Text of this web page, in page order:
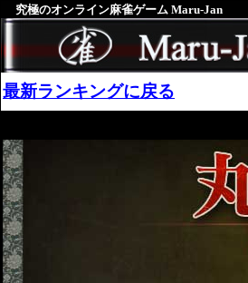
究極のオンライン麻雀ゲーム Maru-Jan
最新ランキングに戻る